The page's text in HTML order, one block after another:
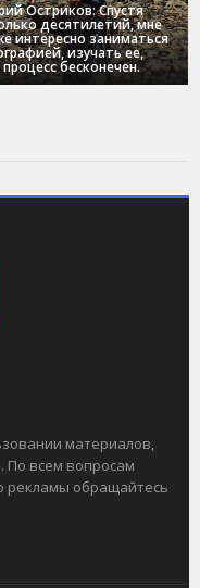
Остриков: Спустя
десятилетий, мне
интересно заниматься
изучать ее,
бесконечен.
материалов,
По всем вопросам
рекламы обращайтесь